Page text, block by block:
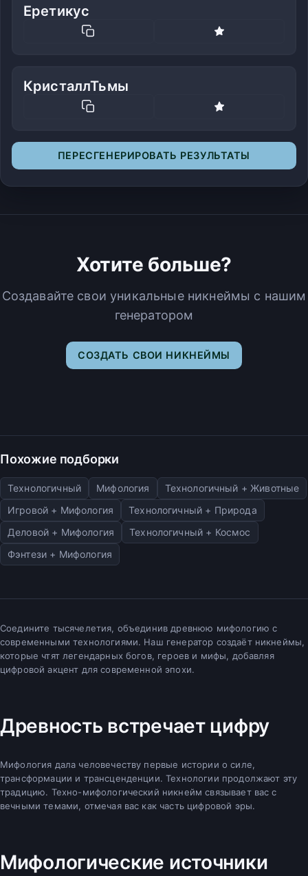
Еретикус
КристаллТьмы
ПЕРЕСГЕНЕРИРОВАТЬ РЕЗУЛЬТАТЫ
Хотите больше?
Создавайте свои уникальные никнеймы с нашим
генератором
СОЗДАТЬ СВОИ НИКНЕЙМЫ
Похожие подборки
Технологичный Мифология
Технологичный + Животные
Игровой + Мифология
Технологичный + Природа
Деловой + Мифология
Технологичный + Космос
Фэнтези + Мифология
Соедините тысячелетия, объединив древнюю мифологию с
современными технологиями. Наш генератор создаёт никнеймы,
которые чтят легендарных богов, героев и мифы, добавляя
цифровой акцент для современной эпохи.
Древность встречает цифру
Мифология дала человечеству первые истории о силе,
трансформации и трансценденции. Технологии продолжают эту
традицию. Техно-мифологический никнейм связывает вас с
вечными темами, отмечая вас как часть цифровой эры.
Мифологические источники